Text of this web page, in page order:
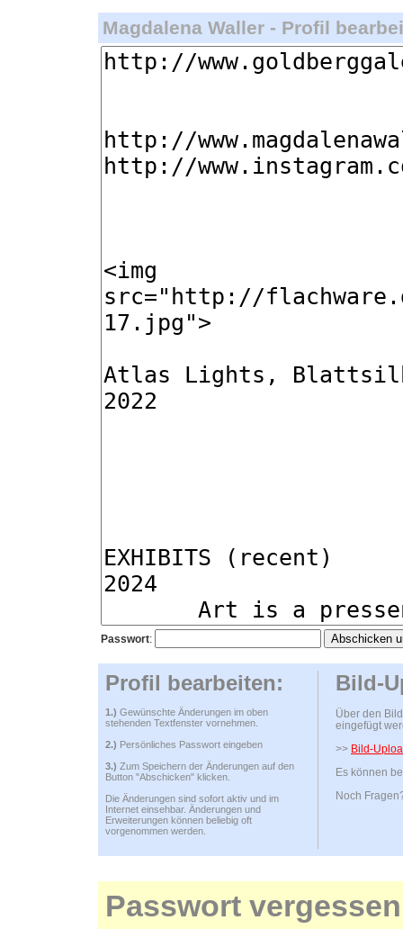
Magdalena Waller - Profil
Passwort:
Profil bearbeiten:
1.) Gewünschte Änderungen im oben
stehenden Textfenster vornehmen.
2.) Persönliches Passwort eingeben
3.) Zum Speichern der Änderungen auf den
Button "Abschicken" klicken.
Die Änderungen sind sofort aktiv und im
Internet einsehbar. Änderungen und
Erweiterungen können beliebig oft
vorgenommen werden.
Bild-
Über den
eingefügt
>> Bild-
Es können
Noch
Passwort